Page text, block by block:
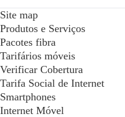
Site map
Produtos e Serviços
Pacotes fibra
Tarifários móveis
Verificar Cobertura
Tarifa Social de Internet
Smartphones
Internet Móvel